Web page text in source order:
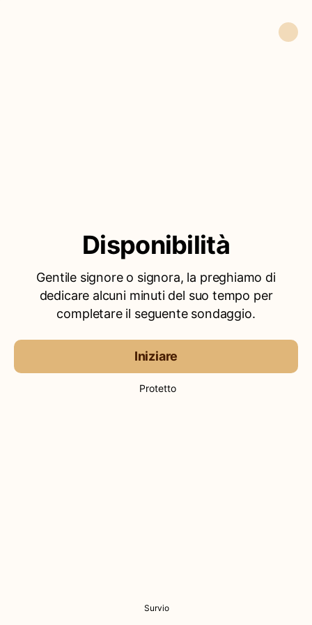
Disponibilità
Gentile signore o signora, la preghiamo di
dedicare alcuni minuti del suo tempo per
completare il seguente sondaggio.
Iniziare
Protetto
Survio